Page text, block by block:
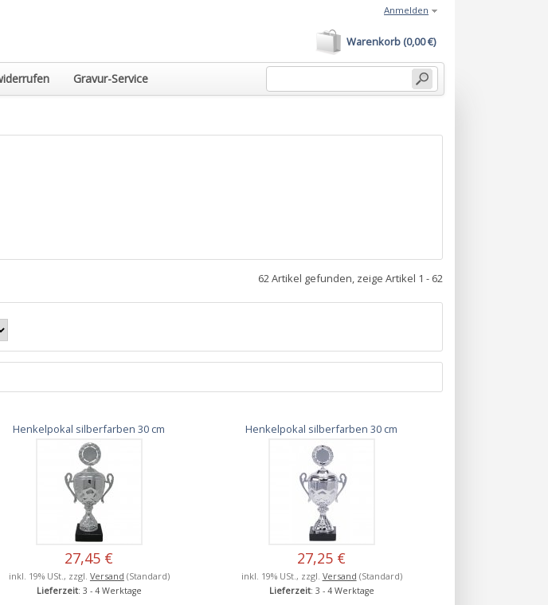
Gravur-Service
Warenkorb (0,00 €)
Anmelden
62 Artikel gefunden, zeige Artikel 1 - 62
Henkelpokal silberfarben 30 cm
27,45 €
inkl. 19% USt., zzgl. Versand (Standard)
Lieferzeit: 3 - 4 Werktage
Henkelpokal silberfarben 30 cm
27,25 €
inkl. 19% USt., zzgl. Versand (Standard)
Lieferzeit: 3 - 4 Werktage